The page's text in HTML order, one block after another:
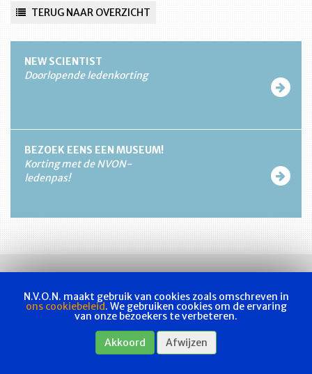
TERUG NAAR OVERZICHT
NEW SCIENTIST
Doorlopende ledenkorting
BEZOEK EENS EEN MUSEUM!
Korting met de NVON-
ledenpas!
Actueel Les & examen Bladen
Privacyverklaring
N.V.O.N. maakt gebruik van cookies zoals omschreven in
ons cookiebeleid. We gebruiken cookies om de ervaring
van onze bezoekers te verbeteren.
Akkoord Afwijzen